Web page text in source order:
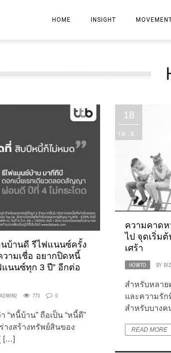
HOME INSIGHT
BANK
MARKETING
IT
GENERAL
บ้านดี รีไฟแนนซ์ครั้ง
วามเชื่อ อยากปิดหนี้
แนนซ์ทุก 3 ปี” อีกต่อ
773 0
“หนี้บ้าน” ถือเป็น “หนี้ดี”
างสร้างทรัพย์สินของ
[…]
18
เม.ย.
ความคาดห
ไป จุดเริ่ม
เศร้า
HOWTO BY
สำหรับหลาย
และความรัก
สำหรับบางค
READ MORE